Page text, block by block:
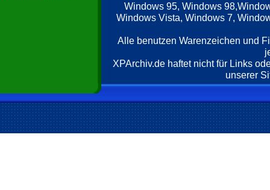
Windows 95, Windows
Windows Vista, Windows 7,
Alle benutzen Warenzeichen und
XPArchiv.de haftet nicht für Links
unserer